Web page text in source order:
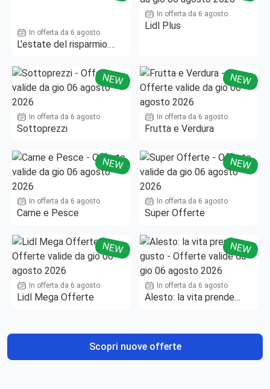
In offerta da 6 agosto
L'estate del risparmio.
In offerta da 6 agosto
Lidl Plus
NEW
In offerta da 6 agosto
Sottoprezzi
NEW
In offerta da 6 agosto
Frutta e Verdura
NEW
In offerta da 6 agosto
Carne e Pesce
NEW
In offerta da 6 agosto
Super Offerte
NEW
In offerta da 6 agosto
Lidl Mega Offerte
NEW
In offerta da 6 agosto
Alesto: la vita prende
Scopri nuove offerte